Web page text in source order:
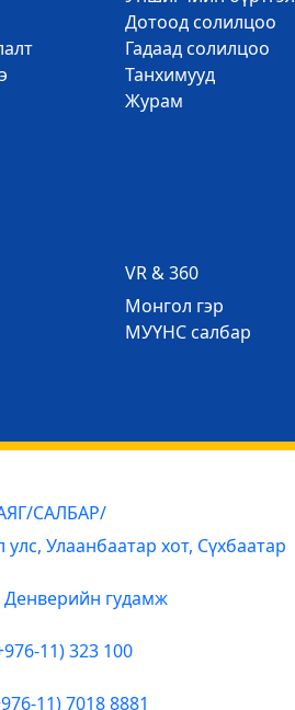
Дотоод солилцоо
Гадаад солилцоо
Танхимууд
Журам
VR & 360
Mонгол гэр
МУҮНС салбар
САЛБАР/
улс, Улаанбаатар хот, Сүхбаатар
Денверийн гудамж
11) 323 100
11) 7018 8881